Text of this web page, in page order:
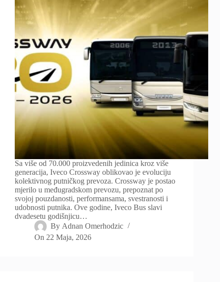
Sa više od 70.000 proizvedenih jedinica kroz više
generacija, Iveco Crossway oblikovao je evoluciju
kolektivnog putničkog prevoza. Crossway je postao
mjerilo u međugradskom prevozu, prepoznat po
svojoj pouzdanosti, performansama, svestranosti i
udobnosti putnika. Ove godine, Iveco Bus slavi
dvadesetu godišnjicu…
By Adnan Omerhodzic
On 22 Maja, 2026